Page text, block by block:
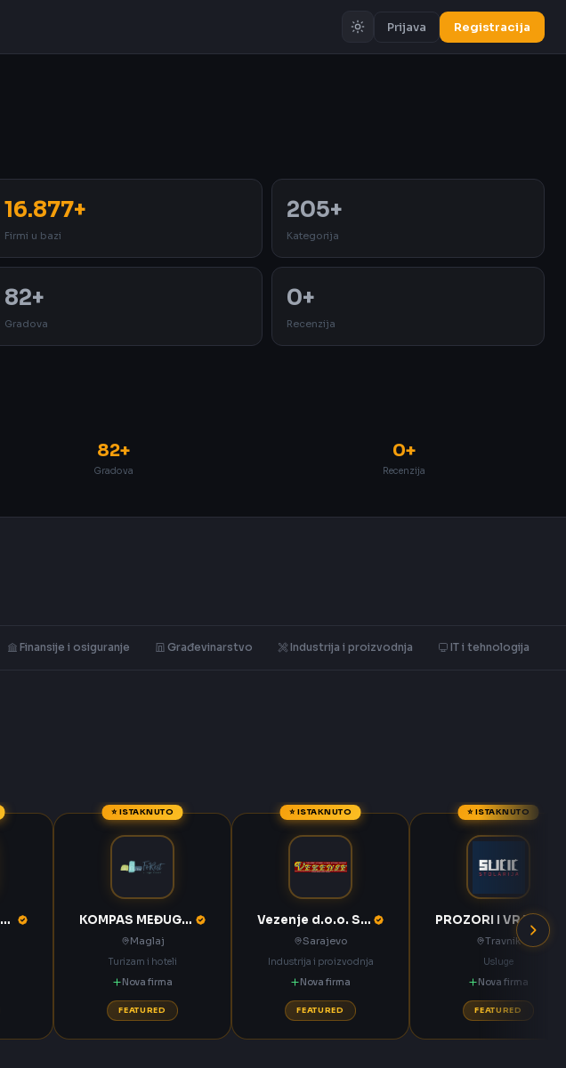
Prijava Registracija
16.877+
Firmi u bazi
205+
Kategorija
82+
Gradova
0+
Recenzija
82+
Gradova
0+
Recenzija
Finansije i osiguranje Građevinarstvo Industrija i proizvodnja IT i tehnologija
Crystal beauty studio Sarajevo
⭐ ISTAKNUTO
KOMPAS MEĐUGORJE d.d. Međugorje
Maglaj
Turizam i hoteli
Nova firma
FEATURED
⭐ ISTAKNUTO
Vezenje d.o.o. Sarajevo
Sarajevo
Industrija i proizvodnja
Nova firma
FEATURED
⭐ ISTAKNUTO
PROZORI I VRATA Sučić Nova Bila
Travnik
Usluge
Nova firma
FEATURED